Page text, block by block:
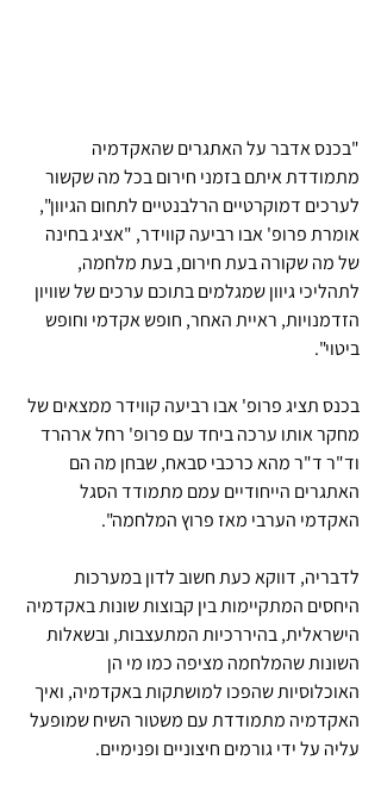
"בכנס אדבר על האתגרים שהאקדמיה
מתמודדת איתם בזמני חירום בכל מה שקשור
לערכים דמוקרטיים הרלבנטיים לתחום הגיוון",
אומרת פרופ' אבו רביעה קווידר, "אציג בחינה
של מה שקורה בעת חירום, בעת מלחמה,
לתהליכי גיוון שמגלמים בתוכם ערכים של שוויון
הזדמנויות, ראיית האחר, חופש אקדמי וחופש
ביטוי".
בכנס תציג פרופ' אבו רביעה קווידר ממצאים של
מחקר אותו ערכה ביחד עם פרופ' רחל ארהרד
וד"ר ד"ר מהא כרכבי סבאח, שבחן מה הם
האתגרים הייחודיים עמם מתמודד הסגל
האקדמי הערבי מאז פרוץ המלחמה".
לדבריה, דווקא כעת חשוב לדון במערכות
היחסים המתקיימות בין קבוצות שונות באקדמיה
הישראלית, בהיררכיות המתעצבות, ובשאלות
השונות שהמלחמה מציפה כמו מי הן
האוכלוסיות שהפכו למושתקות באקדמיה, ואיך
האקדמיה מתמודדת עם משטור השיח שמופעל
עליה על ידי גורמים חיצוניים ופנימיים.